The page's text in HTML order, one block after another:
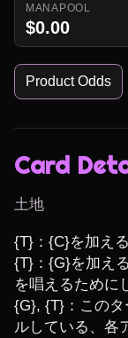
MANAPOOL
$0.00
Product Odds
Card
土地
{T}：{C}を加える
{T}：{G}を加え
を唱えるために
{G}, {T}：この
ルしている、各